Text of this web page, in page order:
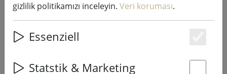
gizlilik politikamızı inceleyin. Veri koruması.
Essenziell
Statstik & Marketing